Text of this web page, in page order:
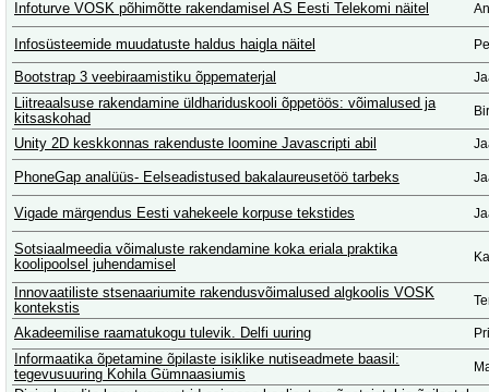
Infoturve VOSK põhimõtte rakendamisel AS Eesti Telekomi näitel
Infosüsteemide muudatuste haldus haigla näitel
Bootstrap 3 veebiraamistiku õppematerjal
Liitreaalsuse rakendamine üldhariduskooli õppetöös: võimalused ja
kitsaskohad
Unity 2D keskkonnas rakenduste loomine Javascripti abil
PhoneGap analüüs- Eelseadistused bakalaureusetöö tarbeks
Vigade märgendus Eesti vahekeele korpuse tekstides
Sotsiaalmeedia võimaluste rakendamine koka eriala praktika
koolipoolsel juhendamisel
Innovaatiliste stsenaariumite rakendusvõimalused algkoolis VOSK
kontekstis
Akadeemilise raamatukogu tulevik. Delfi uuring
Informaatika õpetamine õpilaste isiklike nutiseadmete baasil:
tegevusuuring Kohila Gümnaasiumis